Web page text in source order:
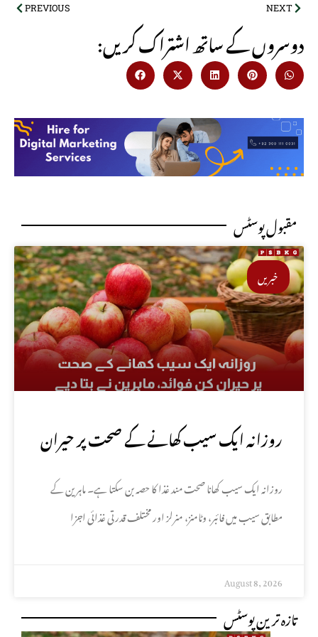
PREVIOUS NEXT
:دوسروں کے ساتھ اشتراک کریں
مقبول پوسٹس
خبریں
روزانہ ایک سیب کھانے کے صحت پر حیران
کن فوائد، ماہرین نے بتا دیے
روزانہ ایک سیب کھانا صحت مند غذا کا حصہ بن سکتا ہے۔ ماہرین کے
مطابق سیب میں فائبر، وٹامنز، منرلز اور مختلف قدرتی غذائی اجزا
August 8, 2026
تازہ ترین پوسٹس